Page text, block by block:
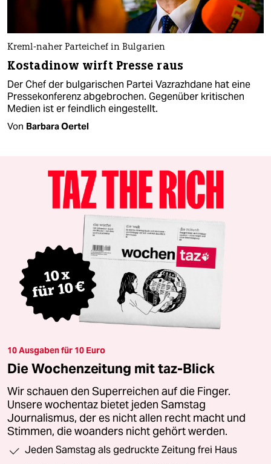
Kreml-naher Parteichef in Bulgarien
Kostadinow wirft Presse raus
Der Chef der bulgarischen Partei Vazrazhdane hat eine
Pressekonferenz abgebrochen. Gegenüber kritischen
Medien ist er feindlich eingestellt.
Von Barbara Oertel
10 Ausgaben für 10 Euro
Die Wochenzeitung mit taz-Blick
Wir schauen den Superreichen auf die Finger.
Unsere wochentaz bietet jeden Samstag
Journalismus, der es nicht allen recht macht und
Stimmen, die woanders nicht gehört werden.
Jeden Samstag als gedruckte Zeitung frei Haus